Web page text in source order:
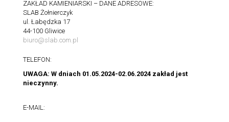
ZAKŁAD KAMIENIARSKI – DANE ADRESOWE:
SLAB Żołnierczyk
ul. Łabędzka 17
44-100 Gliwice
biuro@slab.com.pl
TELEFON:
UWAGA: W dniach 01.05.2024-02.06.2024 zakład jest
nieczynny.
E-MAIL: